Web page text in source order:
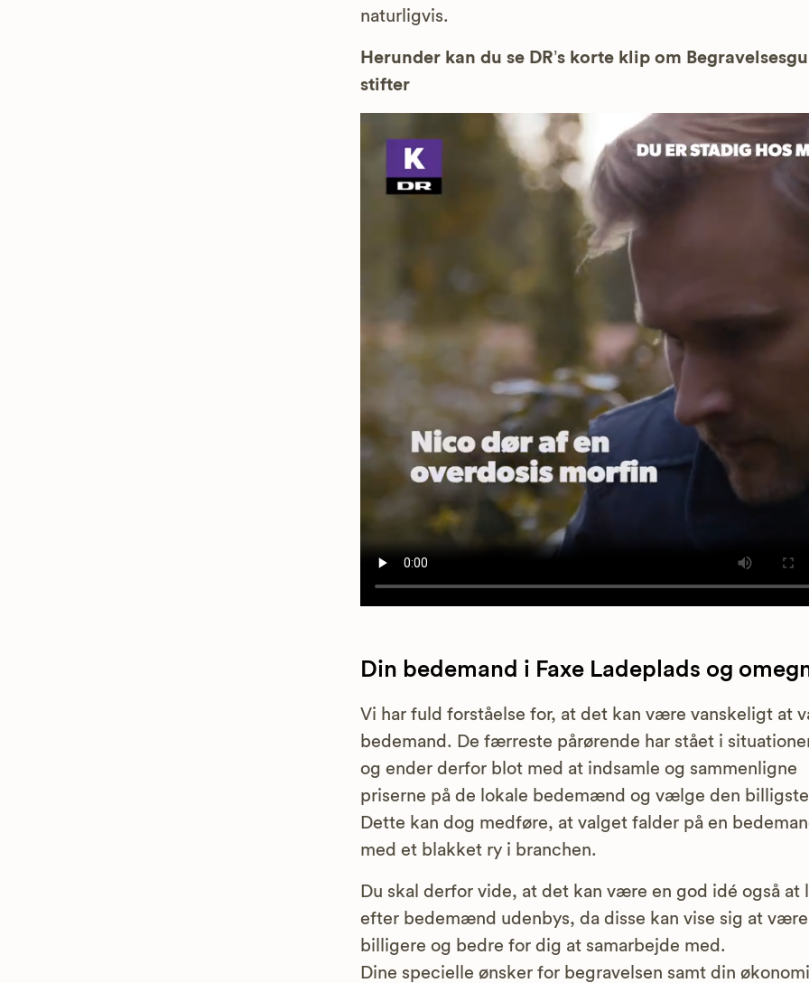
naturligvis.
Herunder kan du se DR’s korte klip om
stifter
Din bedemand i Faxe Ladeplads og
Vi har fuld forståelse for, at det kan være vanskeligt at
bedemand. De færreste pårørende har stået i
og ender derfor blot med at indsamle og sammenligne
priserne på de lokale bedemænd og vælge den
Dette kan dog medføre, at valget falder på en
med et blakket ry i branchen.
Du skal derfor vide, at det kan være en god idé også at
efter bedemænd udenbys, da disse kan vise sig at
billigere og bedre for dig at samarbejde med.
Dine specielle ønsker for begravelsen samt din